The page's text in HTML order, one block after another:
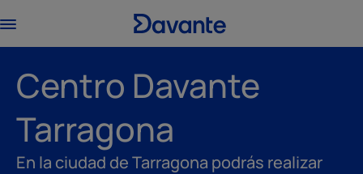
Centro Davante
Tarragona
En la ciudad de Tarragona podrás realizar